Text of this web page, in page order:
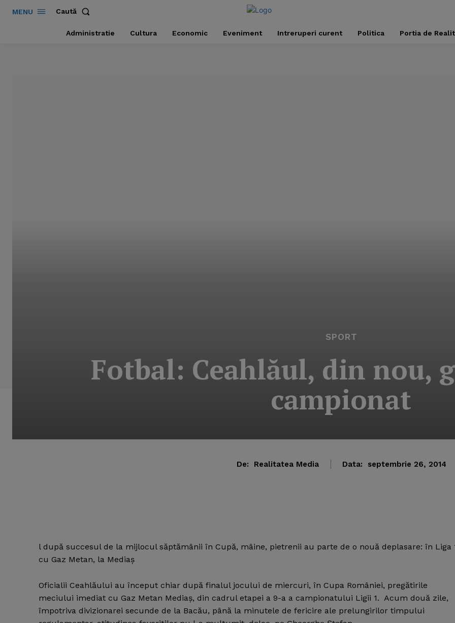
MENU Caută
Administratie Cultura Economic Eveniment Intreruperi curent Politica Portia de
SPORT
Fotbal: Ceahlăul, din nou,
campionat
De: Realitatea Media Data: septembrie 26, 2014
l după succesul de la mijlocul săptămânii în Cupă, mâine, pietrenii au parte de o nouă deplasare: în Liga
cu Gaz Metan, la Mediaş
Oficialii Ceahlăului au început chiar după finalul jocului de miercuri, în Cupa României, pregătirile
meciului imediat cu Gaz Metan Mediaş, din cadrul etapei a 9-a a campionatului Ligii 1. Acum două zile,
împotriva divizionarei secunde de la Bacău, până la minutele de fericire ale prelungirilor timpului